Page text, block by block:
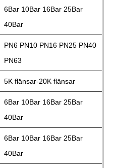
6Bar 10Bar 16Bar 25Bar
40Bar
PN6 PN10 PN16 PN25 PN40
PN63
5K flänsar-20K flänsar
6Bar 10Bar 16Bar 25Bar
40Bar
6Bar 10Bar 16Bar 25Bar
40Bar